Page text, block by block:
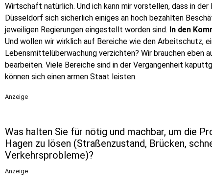
Wirtschaft natürlich. Und ich kann mir vorstellen, dass in
Düsseldorf sich sicherlich einiges an hoch bezahlten
jeweiligen Regierungen eingestellt worden sind. In den
Und wollen wir wirklich auf Bereiche wie den Arbeitschutz,
Lebensmittelüberwachung verzichten? Wir brauchen eben
bearbeiten. Viele Bereiche sind in der Vergangenheit
können sich einen armen Staat leisten.
Anzeige
Was halten Sie für nötig und machbar, um die
Hagen zu lösen (Straßenzustand, Brücken,
Verkehrsprobleme)?
Anzeige